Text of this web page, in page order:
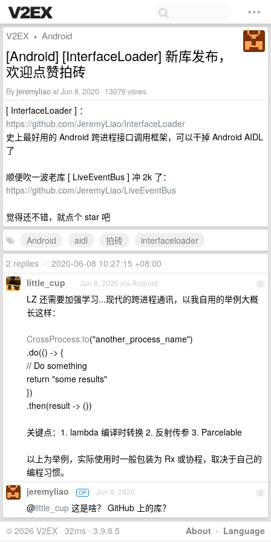
V2EX › Android
[Android] [InterfaceLoader] 新库发布，
欢迎点赞拍砖
Byjeremyliaoat Jun 8, 2020 · 13076 views
[ InterfaceLoader ] ：
https://github.com/JeremyLiao/InterfaceLoader
史上最好用的 Android 跨进程接口调用框架，可以干掉 Android AIDL
了
顺便吹一波老库 [ LiveEventBus ] 冲 2k 了：
https://github.com/JeremyLiao/LiveEventBus
觉得还不错，就点个 star 吧
Android
aidl 拍砖
interfaceloader
2 replies • 2020-06-08 10:27:15 +08:00
1
little_cup Jun 8, 2020 via Android
LZ 还需要加强学习...现代的跨进程通讯，以我自用的举例大概
长这样：
CrossProcess.to("another_process_name")
.do(() -> {
// Do something
return "some results"
})
.then(result -> ())
关键点：1. lambda 编译时转换 2. 反射传参 3. Parcelable
以上为举例，实际使用时一般包装为 Rx 或协程，取决于自己的
编程习惯。
2
jeremyliao OP Jun 8, 2020
@little_cup 这是啥？ GitHub 上的库？
About · Language
© 2026 V2EX · 32ms · 3.9.8.5